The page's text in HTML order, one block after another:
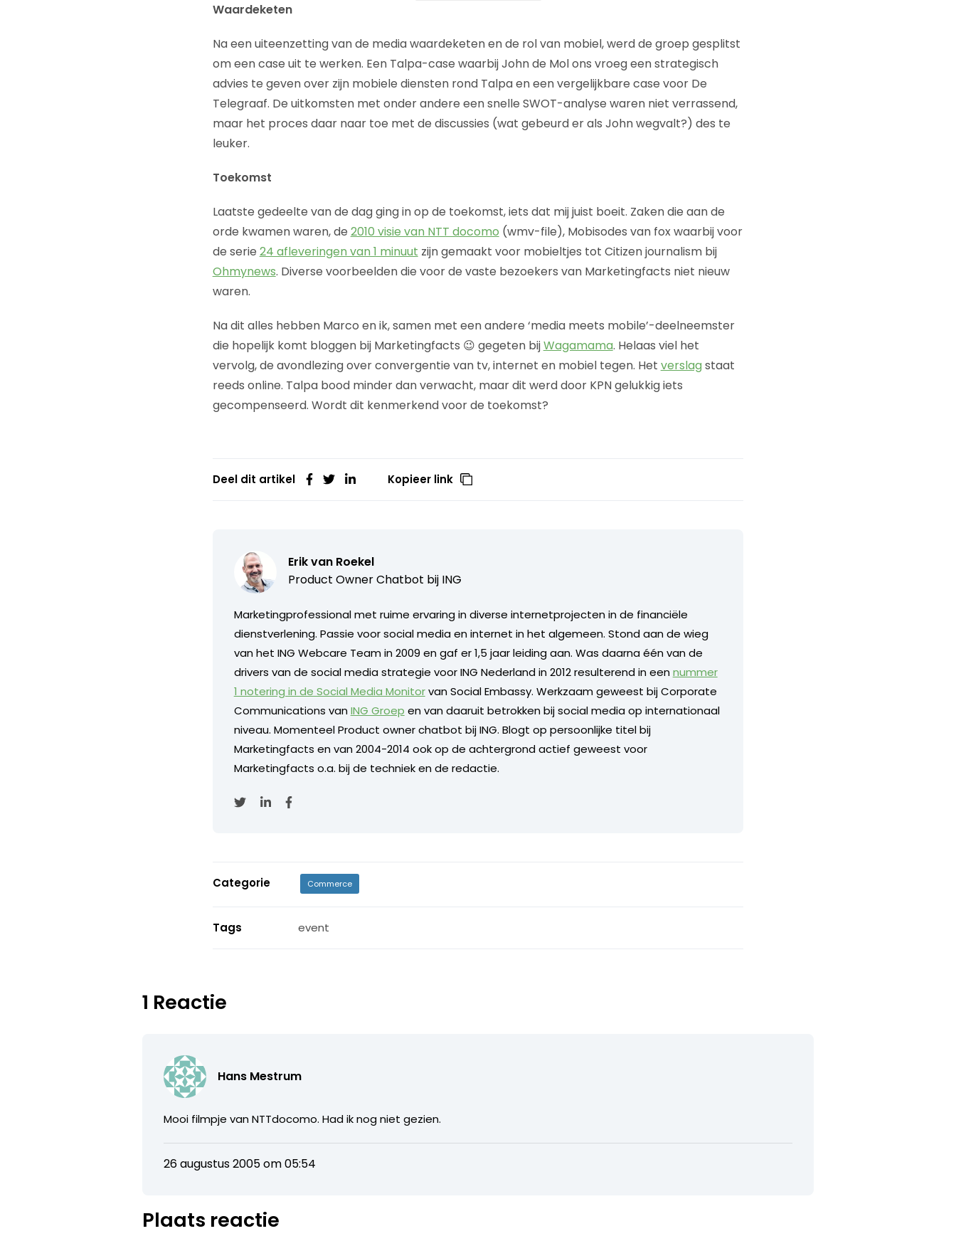
Waardeketen
Na een uiteenzetting van de media waardeketen en de rol van mobiel, werd de groep gesplitst
om een case uit te werken. Een Talpa-case waarbij John de Mol ons vroeg een strategisch
advies te geven over zijn mobiele diensten rond Talpa en een vergelijkbare case voor De
Telegraaf. De uitkomsten met onder andere een snelle SWOT-analyse waren niet verrassend,
maar het proces daar naar toe met de discussies (wat gebeurd er als John wegvalt?) des te
leuker.
Toekomst
Laatste gedeelte van de dag ging in op de toekomst, iets dat mij juist boeit. Zaken die aan de
orde kwamen waren, de 2010 visie van NTT docomo (wmv-file), Mobisodes van fox waarbij voor
de serie 24 afleveringen van 1 minuut zijn gemaakt voor mobieltjes tot Citizen journalism bij
Ohmynews. Diverse voorbeelden die voor de vaste bezoekers van Marketingfacts niet nieuw
waren.
Na dit alles hebben Marco en ik, samen met een andere ‘media meets mobile’-deelneemster
die hopelijk komt bloggen bij Marketingfacts 😉 gegeten bijWagamama. Helaas viel het
vervolg, de avondlezing over convergentie van tv, internet en mobiel tegen. Het verslag staat
reeds online. Talpa bood minder dan verwacht, maar dit werd door KPN gelukkig iets
gecompenseerd. Wordt dit kenmerkend voor de toekomst?
Deel dit artikel Kopieer link
Erik van Roekel
Product Owner Chatbot bij ING
Marketingprofessional met ruime ervaring in diverse internetprojecten in de financiële
dienstverlening. Passie voor social media en internet in het algemeen. Stond aan de wieg
van het ING Webcare Team in 2009 en gaf er 1,5 jaar leiding aan. Was daarna één van de
drivers van de social media strategie voor ING Nederland in 2012 resulterend in eennummer
1 notering in de Social Media Monitorvan Social Embassy. Werkzaam geweest bij Corporate
Communications vanING Groep en van daaruit betrokken bij social media op internationaal
niveau. Momenteel Product owner chatbot bij ING. Blogt op persoonlijke titel bij
Marketingfacts en van 2004-2014 ook op de achtergrond actief geweest voor
Marketingfacts o.a. bij de techniek en de redactie.
Categorie Commerce
Tags event
1 Reactie
Hans Mestrum
Mooi filmpje van NTTdocomo. Had ik nog niet gezien.
26 augustus 2005 om 05:54
Plaats reactie